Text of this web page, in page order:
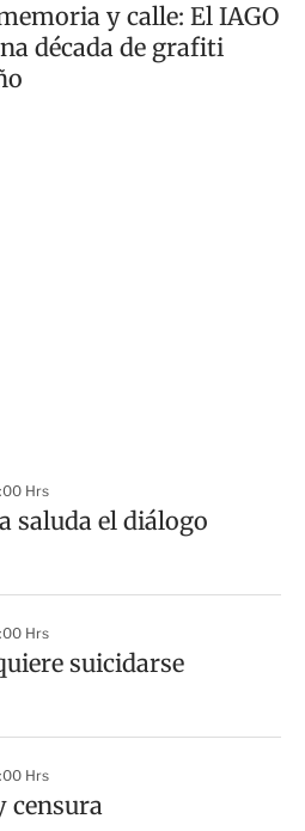
y calle: El IAGO
década de grafiti
Hrs
saluda el diálogo
Hrs
suicidarse
Hrs
censura